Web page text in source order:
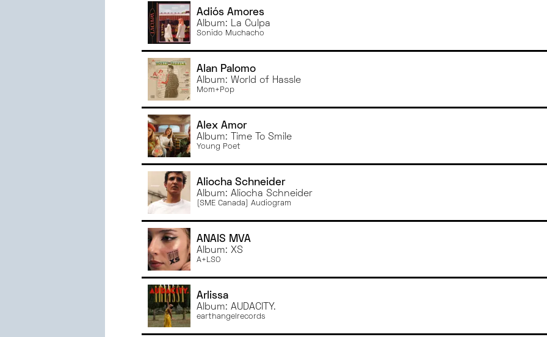
Adiós Amores
Album: La Culpa
Sonido Muchacho
Alan Palomo
Album: World of Hassle
Mom+Pop
Alex Amor
Album: Time To Smile
Young Poet
Aliocha Schneider
Album: Aliocha Schneider
(SME Canada) Audiogram
ANAÏS MVA
Album: XS
A+LSO
Arlissa
Album: AUDACITY.
earthangelrecords